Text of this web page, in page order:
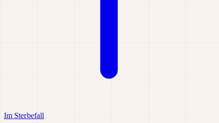
Im Sterbefall